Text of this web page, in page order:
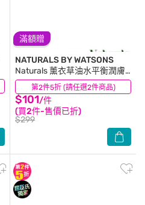
滿額贈
第2件5折 (請任選2件商品)
NATURALS BY WATSONS
Naturals 薰衣草油水平衡潤膚
露490ml
$101/件
(買2件-售價已折)
$299
(9)